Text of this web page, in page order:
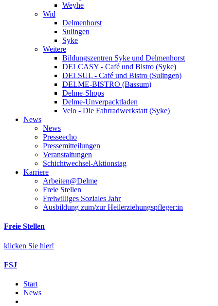
Weyhe
Wid
Delmenhorst
Sulingen
Syke
Weitere
Bildungszentren Syke und Delmenhorst
DELCASY - Café und Bistro (Syke)
DELSUL - Café und Bistro (Sulingen)
DELME-BISTRO (Bassum)
Delme-Shops
Delme-Unverpacktladen
Velo - Die Fahrradwerkstatt (Syke)
News
News
Presseecho
Pressemitteilungen
Veranstaltungen
Schichtwechsel-Aktionstag
Karriere
Arbeiten@Delme
Freie Stellen
Freiwilliges Soziales Jahr
Ausbildung zum/zur Heilerziehungspfleger:in
Freie Stellen
klicken Sie hier!
FSJ
Start
News